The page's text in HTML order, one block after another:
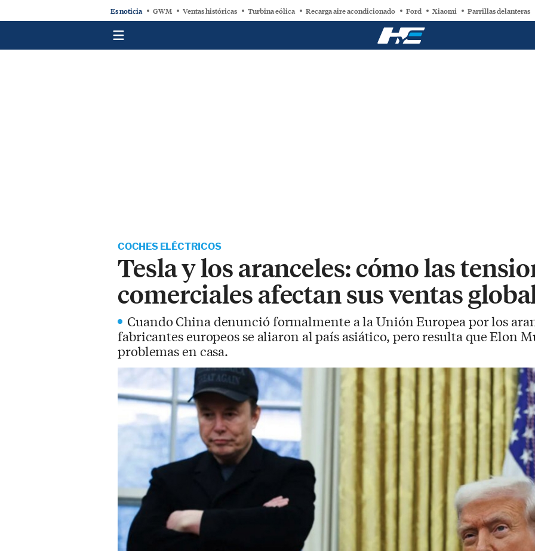
Es noticia GWM Ventas históricas Turbina eólica Recarga aire acondicionado Ford Xiaomi Parrillas delanteras
COCHES ELÉCTRICOS
Tesla y los aranceles: cómo las
comerciales afectan sus ventas
Cuando China denunció formalmente a la Unión Europea por los
fabricantes europeos se aliaron al país asiático, pero resulta que Elon
problemas en casa.